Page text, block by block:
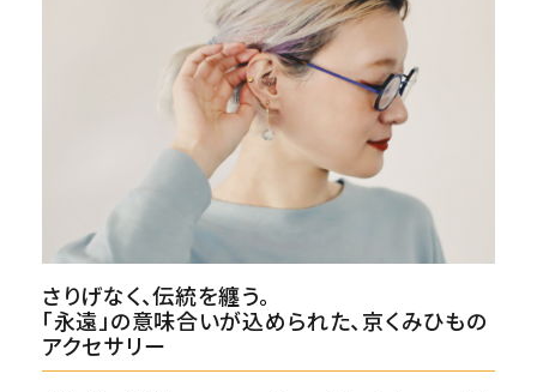
さりげなく、伝統を纏う。
「永遠」の意味合いが込められた、京くみひもの
アクセサリー